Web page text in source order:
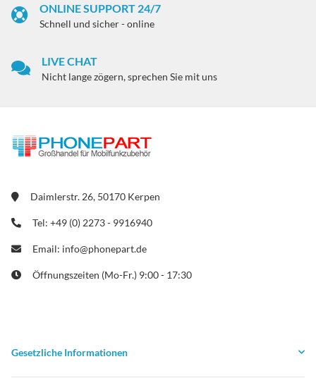
ONLINE SUPPORT 24/7
Schnell und sicher - online
LIVE CHAT
Nicht lange zögern, sprechen Sie mit uns
Daimlerstr. 26, 50170 Kerpen
Tel: +49 (0) 2273 - 9916940
Email: info@phonepart.de
Öffnungszeiten (Mo-Fr.) 9:00 - 17:30
Gesetzliche Informationen